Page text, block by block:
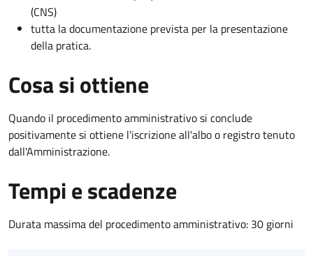
(CNS)
tutta la documentazione prevista per la presentazione
della pratica.
Cosa si ottiene
Quando il procedimento amministrativo si conclude
positivamente si ottiene l'iscrizione all'albo o registro tenuto
dall'Amministrazione.
Tempi e scadenze
Durata massima del procedimento amministrativo: 30 giorni